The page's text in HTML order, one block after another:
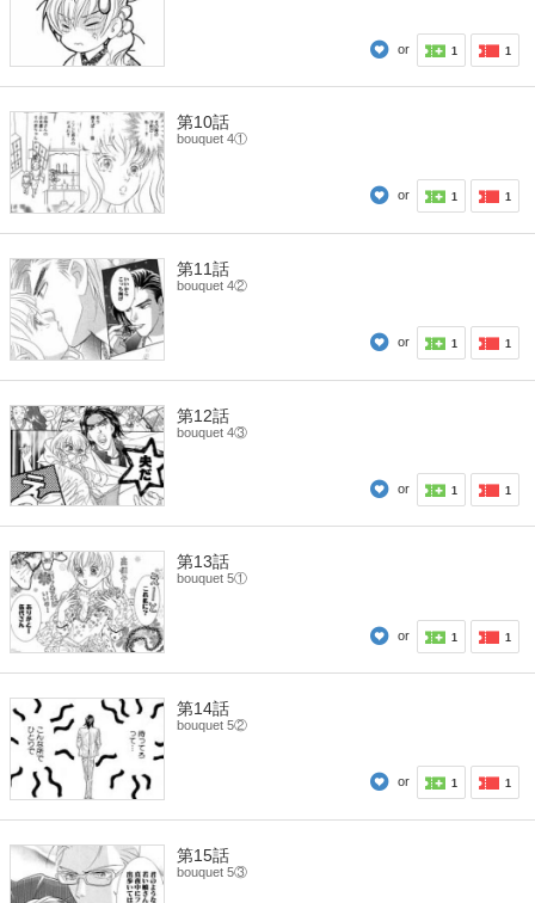
or 1 1
第10話
bouquet 4①
or 1 1
第11話
bouquet 4②
or 1 1
第12話
bouquet 4③
or 1 1
第13話
bouquet 5①
or 1 1
第14話
bouquet 5②
or 1 1
第15話
bouquet 5③